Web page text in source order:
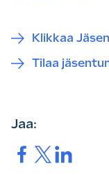
Klikkaa
Tilaa
Jaa:
Jaa. Jaa.Jaa.